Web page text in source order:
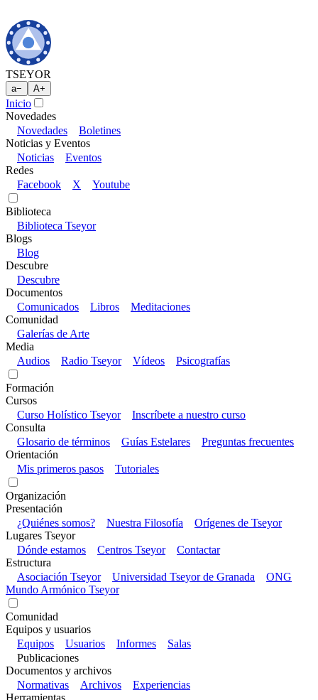
TSEYOR
a− A+
Inicio
Novedades
Novedades
Boletines
Noticias y Eventos
Noticias
Eventos
Redes
Facebook
X Youtube
Biblioteca
Biblioteca Tseyor
Blogs
Blog
Descubre
Descubre
Documentos
Comunicados
Libros
Meditaciones
Comunidad
Galerías de Arte
Media
Audios
Radio Tseyor Vídeos Psicografías
Formación
Cursos
Curso Holístico Tseyor
Inscríbete a nuestro curso
Consulta
Glosario de términos
Guías Estelares
Preguntas frecuentes
Orientación
Mis primeros pasos
Tutoriales
Organización
Presentación
¿Quiénes somos?
Nuestra Filosofía
Orígenes de Tseyor
Lugares Tseyor
Dónde estamos
Centros Tseyor
Contactar
Estructura
Asociación Tseyor
Universidad Tseyor de Granada
ONG
Mundo Armónico Tseyor
Comunidad
Equipos y usuarios
Equipos
Usuarios Informes
Salas
Publicaciones
Documentos y archivos
Normativas
Archivos
Experiencias
Herramientas